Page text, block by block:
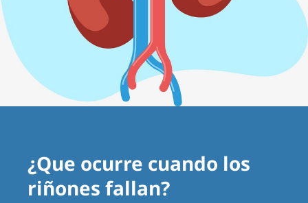
Portugal
Russia
Serbia
Spain
Sweden
¿Que ocurre cuando los
riñones fallan?